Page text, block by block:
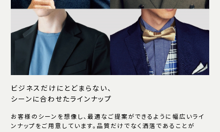
ビジネスだけにとどまらない、
シーンに合わせたラインナップ
お客様のシーンを想像し、最適なご提案ができるように幅広いライ
ンナップをご用意しています。品質だけでなく洒落であることが